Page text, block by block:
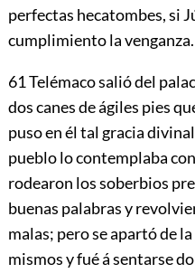
perfectas hecatombes, si
cumplimiento la venganza.
61Telémaco salió del
dos canes de ágiles pies
puso en él tal gracia divi
pueblo lo contemplaba
rodearon los soberbios
buenas palabras y
malas; pero se apartó de
mismos y fué á sentarse